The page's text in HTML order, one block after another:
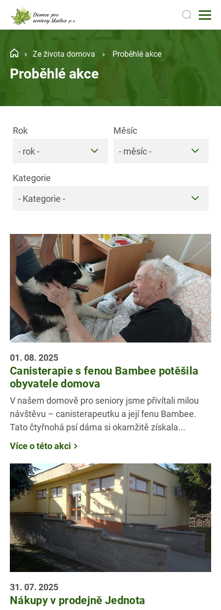
Ze života domova Proběhlé akce
Proběhlé akce
Kategorie
- Kategorie -
Rok
- rok -
Měsíc
- měsíc -
01. 08. 2025
Canisterapie s fenou Bambee potěšila
obyvatele domova
V našem domově pro seniory jsme přivítali milou
návštěvu – canisterapeutku a její fenu Bambee.
Tato čtyřnohá psí dáma si okamžitě získala...
Více o této akci
31. 07. 2025
Nákupy v prodejně Jednota